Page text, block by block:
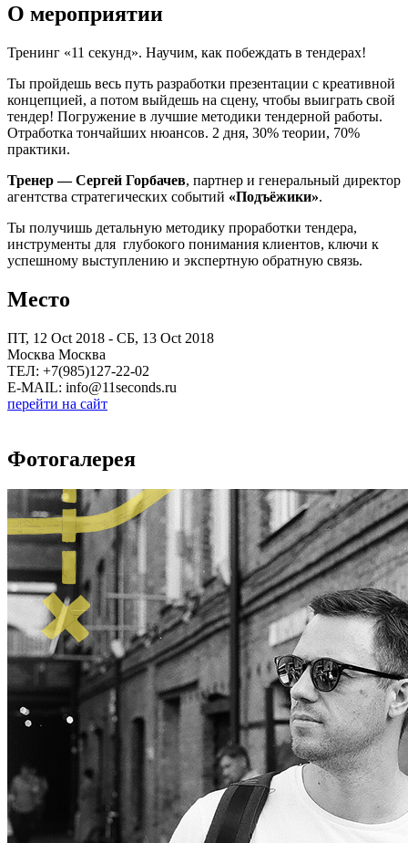
О мероприятии
Тренинг «11 секунд». Научим, как побеждать в тендерах!
Ты пройдешь весь путь разработки презентации с креативной
концепцией, а потом выйдешь на сцену, чтобы выиграть свой
тендер! Погружение в лучшие методики тендерной работы.
Отработка тончайших нюансов. 2 дня, 30% теории, 70%
практики.
Тренер — Сергей Горбачев, партнер и генеральный директор
агентства стратегических событий «Подъёжики».
Ты получишь детальную методику проработки тендера,
инструменты для глубокого понимания клиентов, ключи к
успешному выступлению и экспертную обратную связь.
Место
ПТ, 12 Oct 2018 - СБ, 13 Oct 2018
Москва Москва
ТЕЛ: +7(985)127-22-02
E-MAIL: info@11seconds.ru
перейти на сайт
Фотогалерея